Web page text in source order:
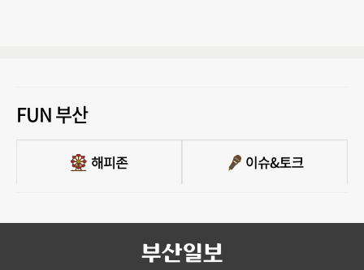
FUN 부산